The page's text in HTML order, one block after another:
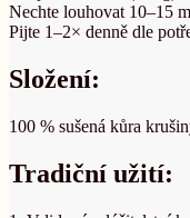
Nechte louhovat 10–15
Pijte 1–2× denně dle
Složení:
100 % sušená kůra
Tradiční užití: